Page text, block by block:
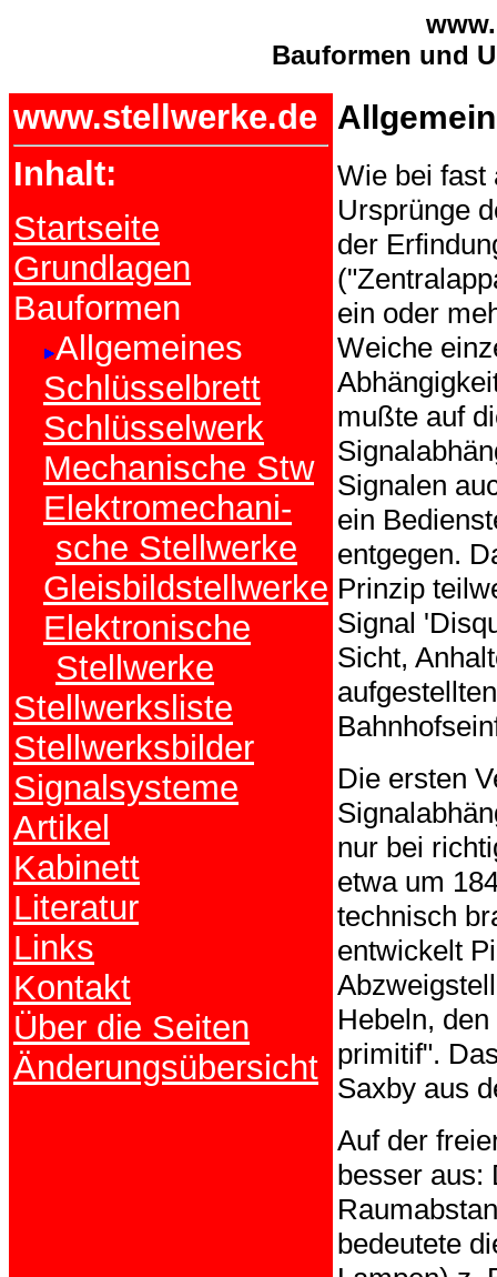
Bauformen und
www.stellwerke.de
Inhalt:
Startseite
Grundlagen
Bauformen
Allgemeines
Schlüsselbrett
Schlüsselwerk
Mechanische Stw
Elektromechani-
sche Stellwerke
Gleisbildstellwerke
Elektronische
Stellwerke
Stellwerksliste
Stellwerksbilder
Signalsysteme
Artikel
Kabinett
Literatur
Links
Kontakt
Über die Seiten
Änderungsübersicht
Wie bei fast
Ursprünge
der
ein oder
Weiche
mußte auf
Signalen
ein
entgegen.
Prinzip
Signal
Sicht,
Die ersten
nur bei
etwa um
technisch
entwickelt
Hebeln,
primitif".
Saxby aus
Auf der
besser aus:
bedeutete